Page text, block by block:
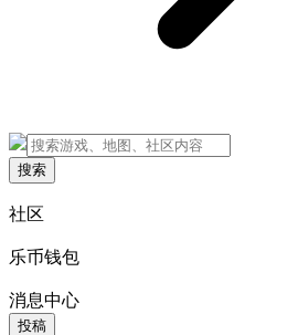
搜索
社区
乐币钱包
消息中心
投稿